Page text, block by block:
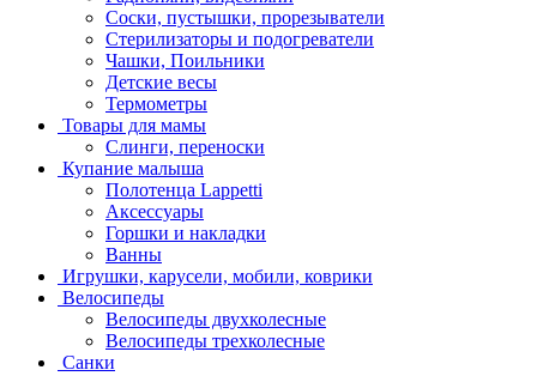
Соски, пустышки, прорезыватели
Стерилизаторы и подогреватели
Чашки, Поильники
Детские весы
Термометры
Товары для мамы
Слинги, переноски
Купание малыша
Полотенца Lappetti
Аксессуары
Горшки и накладки
Ванны
Игрушки, карусели, мобили, коврики
Велосипеды
Велосипеды двухколесные
Велосипеды трехколесные
Санки